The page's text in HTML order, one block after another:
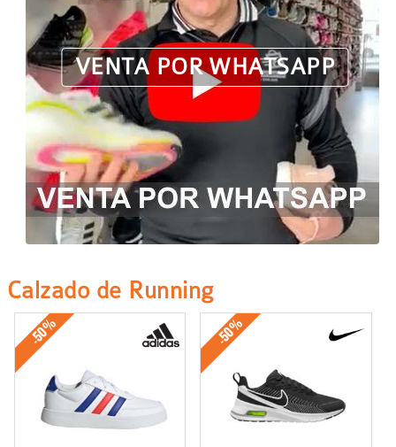
VENTA POR WHATSAPP
Calzado de Running
-50% -50%